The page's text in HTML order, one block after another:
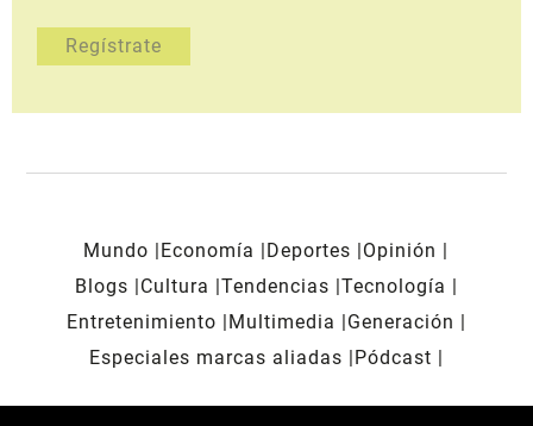
Mundo Economía Deportes
Opinión
Blogs
Cultura Tendencias Tecnología
Entretenimiento
Multimedia
Generación
Especiales marcas aliadas
Pódcast